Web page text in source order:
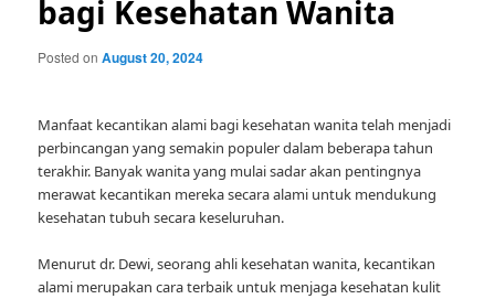
bagi Kesehatan Wanita
Posted onAugust 20, 2024
Manfaat kecantikan alami bagi kesehatan wanita telah menjadi
perbincangan yang semakin populer dalam beberapa tahun
terakhir. Banyak wanita yang mulai sadar akan pentingnya
merawat kecantikan mereka secara alami untuk mendukung
kesehatan tubuh secara keseluruhan.
Menurut dr. Dewi, seorang ahli kesehatan wanita, kecantikan
alami merupakan cara terbaik untuk menjaga kesehatan kulit